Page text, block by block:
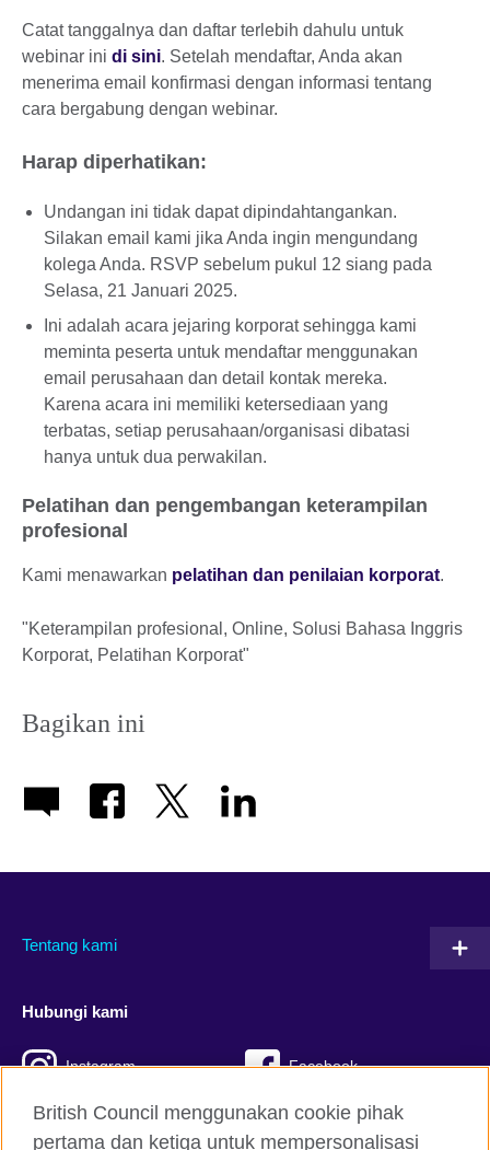
Catat tanggalnya dan daftar terlebih dahulu untuk
webinar ini di sini. Setelah mendaftar, Anda akan
menerima email konfirmasi dengan informasi tentang
cara bergabung dengan webinar.
Harap diperhatikan:
Undangan ini tidak dapat dipindahtangankan.
Silakan email kami jika Anda ingin mengundang
kolega Anda. RSVP sebelum pukul 12 siang pada
Selasa, 21 Januari 2025.
Ini adalah acara jejaring korporat sehingga kami
meminta peserta untuk mendaftar menggunakan
email perusahaan dan detail kontak mereka.
Karena acara ini memiliki ketersediaan yang
terbatas, setiap perusahaan/organisasi dibatasi
hanya untuk dua perwakilan.
Pelatihan dan pengembangan keterampilan
profesional
Kami menawarkan pelatihan dan penilaian korporat.
"Keterampilan profesional, Online, Solusi Bahasa Inggris
Korporat, Pelatihan Korporat"
Bagikan ini
Tentang kami
Hubungi kami
Instagram Facebook
Twitter TikTok
British Council menggunakan cookie pihak
pertama dan ketiga untuk mempersonalisasi